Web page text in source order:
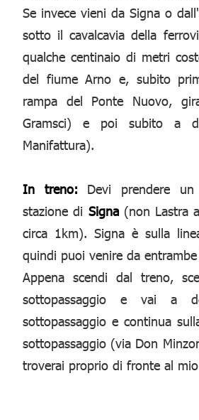
Se invece vieni da Signa o
sotto il cavalcavia della
qualche centinaio di metri
del fiume Arno e, subito
rampa del Ponte Nuovo,
Gramsci) e poi subito a
Manifattura).
In treno: Devi prendere
stazione di Signa(non Lastra
circa 1km). Signa è sulla
quindi puoi venire da
Appena scendi dal treno,
sottopassaggio e vai a
sottopassaggio e continua
sottopassaggio (via Don
troverai proprio di fronte al